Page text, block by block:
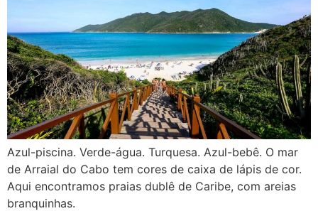
Azul-piscina. Verde-água. Turquesa. Azul-bebê. O mar
de Arraial do Cabo tem cores de caixa de lápis de cor.
Aqui encontramos praias dublê de Caribe, com areias
branquinhas.